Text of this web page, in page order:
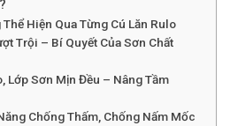
Hiện Qua Từng Cú Lăn Rulo
Trội – Bí Quyết Của Sơn Chất
Lớp Sơn Mịn Đều – Nâng Tầm
Chống Thấm, Chống Nấm Mốc